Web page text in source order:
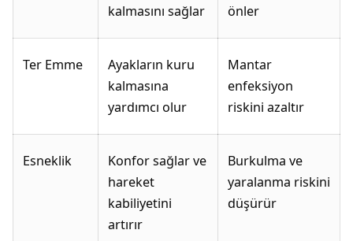
kalmasını sağlar
önler
Ter Emme
Ayakların kuru
kalmasına
yardımcı olur
Mantar
enfeksiyon
riskini azaltır
Esneklik
Konfor sağlar ve
hareket
kabiliyetini
artırır
Burkulma ve
yaralanma riskini
düşürür